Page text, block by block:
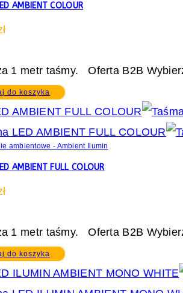
AMBIENT COLOUR
1 metr taśmy. Oferta B2B
do koszyka
ambientowe - Ambient Ilumin
AMBIENT FULL COLOUR
1 metr taśmy. Oferta B2B
do koszyka